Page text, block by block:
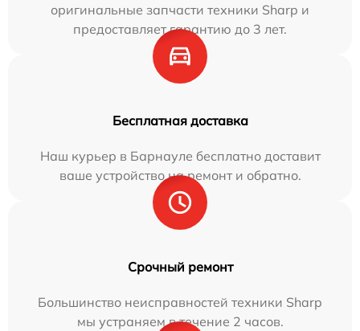
оригинальные запчасти техники Sharp и
предоставляет гарантию до 3 лет.
Бесплатная доставка
Наш курьер в Барнауле бесплатно доставит
ваше устройство на ремонт и обратно.
Срочный ремонт
Большинство неисправностей техники Sharp
мы устраняем в течение 2 часов.